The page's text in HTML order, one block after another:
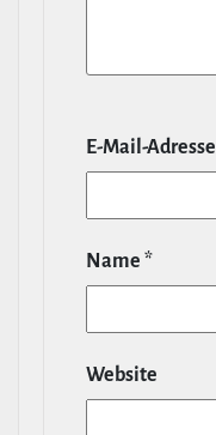
E‑Mail-​Adresse
Name *
Website